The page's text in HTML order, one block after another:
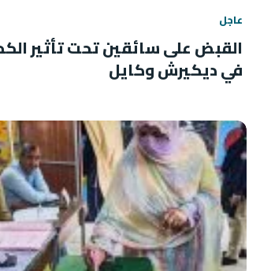
عاجل
القبض على سائقين تحت تأثير
في ديكيرش وكايل